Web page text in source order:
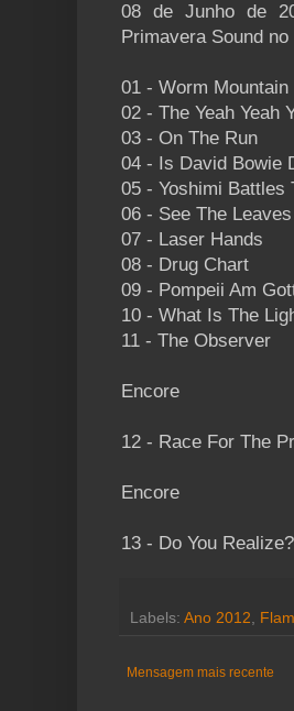
08 de Junho de
Primavera Sound no
01 - Worm Mountain
02 - The Yeah Yeah
03 - On The Run
04 - Is David Bowie
05 - Yoshimi Battles
06 - See The Leaves
07 - Laser Hands
08 - Drug Chart
09 - Pompeii Am
10 - What Is The
11 - The Observer
Encore
12 - Race For The
Encore
13 - Do You
Labels: Ano 2012,
Mensagem mais recente